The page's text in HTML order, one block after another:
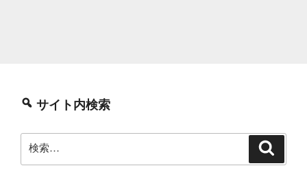
サイト内検索
索: